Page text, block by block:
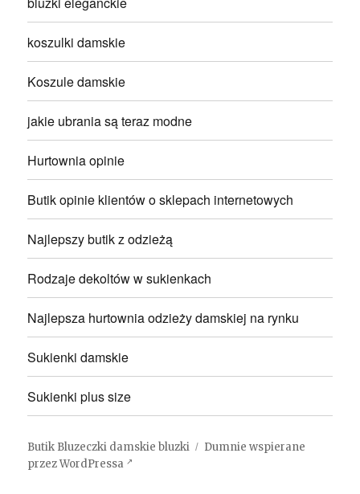
koszulki damskie
Koszule damskie
jakie ubrania są teraz modne
Hurtownia opinie
Butik opinie klientów o sklepach internetowych
Najlepszy butik z odzieżą
Rodzaje dekoltów w sukienkach
Najlepsza hurtownia odzieży damskiej na rynku
Sukienki damskie
Sukienki plus size
Butik Bluzeczki damskie bluzki
Dumnie wspierane
przez WordPressa